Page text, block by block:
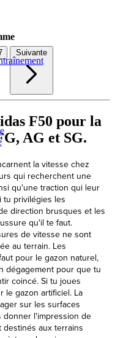
Suivante
F50 pour la
AG et SG.